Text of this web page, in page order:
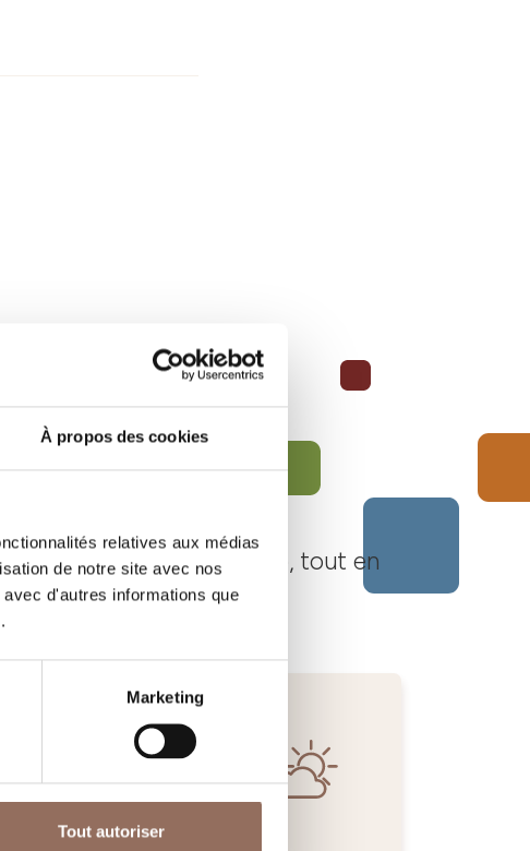
À propos des cookies
relatives aux médias
de notre site avec nos
d'autres informations que
Marketing
Tout autoriser
Langhe Monferrato Roero, tout en